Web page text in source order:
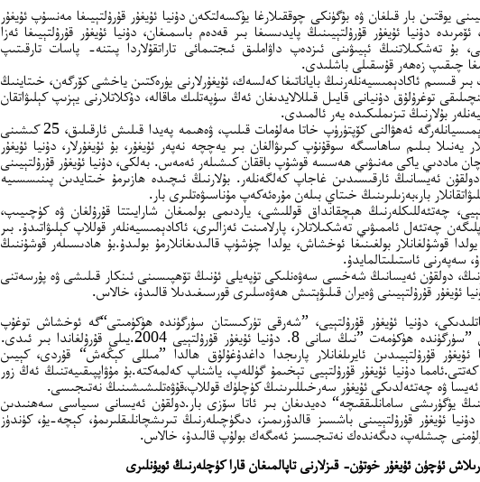
يوقتىن بار قىلغان ۋە بۇگۈنكى چوققىلارغا يۈكسەلتكەن دۇنيا ئۇيغۇر قۇرۇلتېيىغا مەنسۇپ ئۇيغۇر
ئۆمرىدە دۇنيا ئۇيغۇر قۇرۇلتېيىنىڭ پايدىسىغا بىر قەدەم باسمىغان، دۇنيا ئۇيغۇر قۇرۇلتېيىغا ئەزا
بۇ تەشكىلاتنىڭ ئېيىۋىنى ئىزدەپ داۋاملىق ئىجتىمائى تاراتقۇلاردا پىتنە- پاسات تارقىتىپ
چىقىپ زەھەر قۇسقىلى باشلىدى.
قىسىم ئاكادېمىسيەنلەرنىڭ باياناتىغا كەلسەك، ئۇيغۇرلارنى يۈرەكتىن ياخشى كۆرگەن، خىتاينىڭ
توغرۇلۇق دۇنيانى قايىل قىللالايدىغان ئەڭ سۈپەتلىك ماقالە، دۇكلاتلارنى يېزىپ كېلىۋاتقان
بۇلارنىڭ تىزىملىكىدە يەر ئالمىدى.
بۇ بىر گۇرۇپ ئاكادېمىسيانلەرگە ئەھۋالنى كۆپتۈرۈپ خاتا مەلۇمات قىلىپ، ۋەھىمە پەيدا قىلىش ئارقىلىق، 25 كىشىنى
يەنىلا بىلىم ساھاسىگە سوقۇنۇپ كىرىۋالغان بىر يەچچە نەپەر ئۇيغۇر، بۇ ئۇيغۇرلار، دۇنيا ئۇيغۇر
ماددىي ياكى مەنىۋىي ھەسسە قوشۇپ باققان كىشىلەر ئەمەس. بەلكى، دۇنيا ئۇيغۇر قۇرۇلتېيىنى
ئەيسانىڭ ئارقىسىدىن غاجاپ كەلگەنلەر. بۇلارنىڭ ئىچىدە ھازىرمۇ خىتايدىن پىنىسسىيە
بار،بەزىلىرىنىڭ خىتاي بىلەن مۇرەئەكەپ مۇناسىۋەتلىرى بار.
چەتئەللىكلەرنىڭ ھېچقانداق قوللىشى، ياردىمى بولمىغان شارايىتتا قۇرۇلغان ۋە كۈچىيىپ،
چەتئەل ئاممىۋىي تەشكىلاتلار، پارلامىنت ئەزالىرى، ئاكادېمىسيەنلەر قوللاپ كېلىۋاتىدۇ. بىر
قوشۇلغانلار بولغىنىغا ئوخشاش، يولدا چۈشۈپ قالىدىغانلارمۇ بولىدۇ.بۇ ھادىسىلەر قوشۇننىڭ
سەپەرنى ئاستىلىتالمايدۇ.
دولقۇن ئەيسانىڭ شەخسى سەۋەنلىكى تۈپەيلى ئۇنىڭ تۆھپىسىنى ئىنكار قىلىشى ۋە پۇرسەتنى
ئۇيغۇر قۇرۇلتېيىنى ۋەيران قىلىۋېتىش ھەۋەسلىرى قورسىغىدىلا قالىدۇ، خالاس.
دۇنيا ئۇيغۇر قۇرۇلتېيى، ”شەرقى تۈركىستان سۈرگۈندە ھۈكۈمىتى“گە ئوخشاش توغۇپ
كۈپەيمىدى. بۇگۈن ”سۈرگۈندە ھۈكۈمەت ”نىڭ سانى 8. دۇنيا ئۇيغۇر قۇرۇلتېيى 2004.يىلى قۇرۇلغاندا بىر ئىدى.
ئۇيغۇر قۇرۇلتېيىدىن ئايرىلغانلار پارىجدا داغدۇغۇلۇق ھالدا ”مىللى كېڭەش“ قۇردى، كېيىن
دۇنيا ئۇيغۇر قۇرۇلتېيى تېخىمۇ گۈللەپ، ياشناپ كەلمەكتە.بۇ مۇۋاپپىقىيەتنىڭ ئەڭ زور
ۋە چەتئەلدىكى ئۇيغۇر سەرخىللىرىنىڭ كۈچلۈك قوللاپ،قۇۋەتلىشىشىنىڭ نەتىجىسى.
يۈگۈرىشى سامانلىققىچە“ دەيدىغان بىر ئاتا سۆزى بار.دولقۇن ئەيسانى سىياسى سەھنىدىن
ئۇيغۇر قۇرۇلتېيىنى باشسىز قالدۇرىمىز، دىگۈچىلەرنىڭ تىرىشچانلىقلىرىمۇ، كېچە-يۇ، كۈندۈز
چىشلەپ، دىگەندەك نەتىجىسىز ئەمگەك بولۇپ قالىدۇ، خالاس.
ئۈچۈن ئۇيغۇر خوتۇن- قىزلارنى تاپالمىغان قارا كۈچلەرنىڭ ئويۇنلىرى